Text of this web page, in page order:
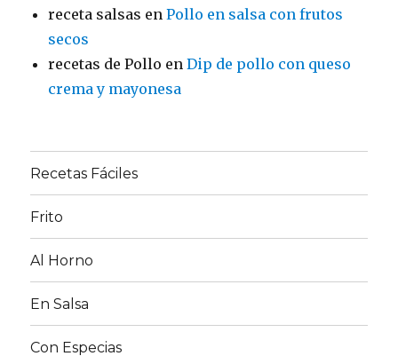
receta salsas enPollo en salsa con frutos
secos
recetas de Pollo enDip de pollo con queso
crema y mayonesa
Recetas Fáciles
Frito
Al Horno
En Salsa
Con Especias